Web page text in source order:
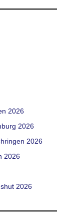
2026
2026
2026
2026
2026